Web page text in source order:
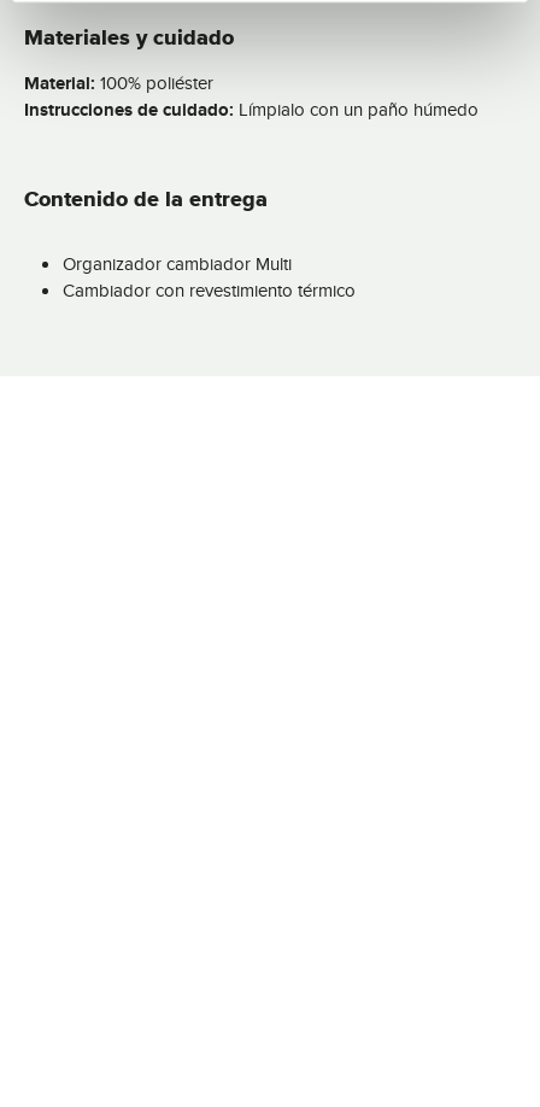
Materiales y cuidado
Material: 100% poliéster
Instrucciones de cuidado: Límpialo con un paño húmedo
Contenido de la entrega
Organizador cambiador Multi
Cambiador con revestimiento térmico